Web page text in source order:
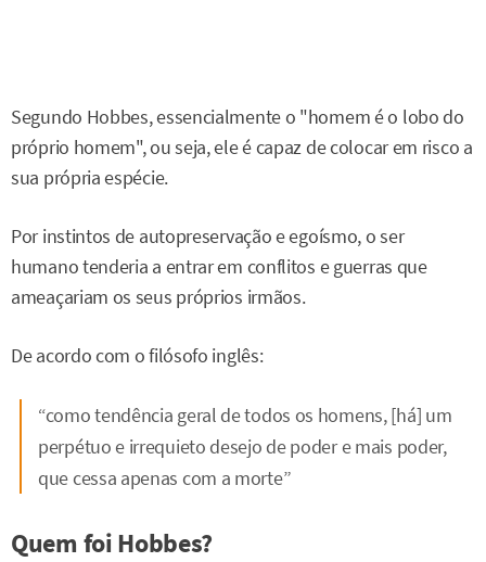
Segundo Hobbes, essencialmente o "homem é o lobo do
próprio homem", ou seja, ele é capaz de colocar em risco a
sua própria espécie.
Por instintos de autopreservação e egoísmo, o ser
humano tenderia a entrar em conflitos e guerras que
ameaçariam os seus próprios irmãos.
De acordo com o filósofo inglês:
“como tendência geral de todos os homens, [há] um
perpétuo e irrequieto desejo de poder e mais poder,
que cessa apenas com a morte”
Quem foi Hobbes?